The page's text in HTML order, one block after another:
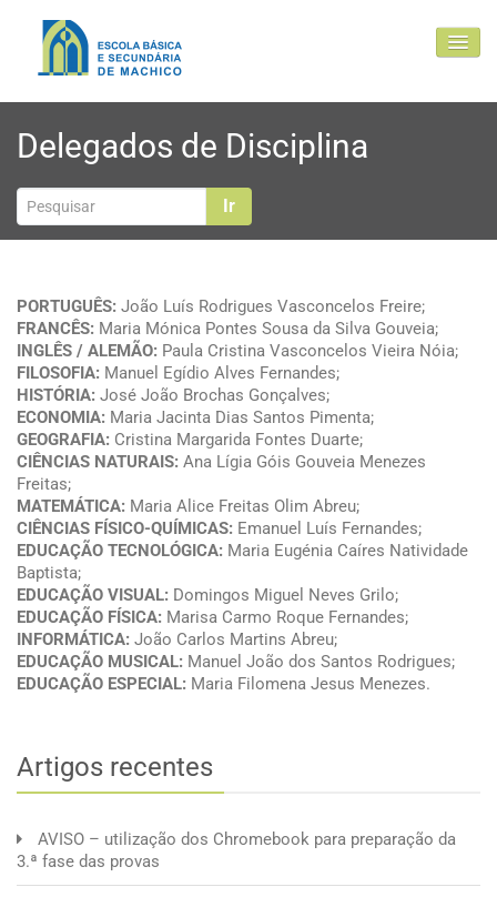
EBSM
Comunidade Educativa
Clubes e projetos
Atualidade
Delegados de Disciplina
Ir
PORTUGUÊS: João Luís Rodrigues Vasconcelos Freire;
FRANCÊS: Maria Mónica Pontes Sousa da Silva Gouveia;
INGLÊS / ALEMÃO: Paula Cristina Vasconcelos Vieira Nóia;
FILOSOFIA: Manuel Egídio Alves Fernandes;
HISTÓRIA: José João Brochas Gonçalves;
ECONOMIA: Maria Jacinta Dias Santos Pimenta;
GEOGRAFIA: Cristina Margarida Fontes Duarte;
CIÊNCIAS NATURAIS: Ana Lígia Góis Gouveia Menezes
Freitas;
MATEMÁTICA: Maria Alice Freitas Olim Abreu;
CIÊNCIAS FÍSICO-QUÍMICAS: Emanuel Luís Fernandes;
EDUCAÇÃO TECNOLÓGICA: Maria Eugénia Caíres Natividade
Baptista;
EDUCAÇÃO VISUAL: Domingos Miguel Neves Grilo;
EDUCAÇÃO FÍSICA: Marisa Carmo Roque Fernandes;
INFORMÁTICA: João Carlos Martins Abreu;
EDUCAÇÃO MUSICAL: Manuel João dos Santos Rodrigues;
EDUCAÇÃO ESPECIAL: Maria Filomena Jesus Menezes.
Artigos recentes
AVISO – utilização dos Chromebook para preparação da
3.ª fase das provas